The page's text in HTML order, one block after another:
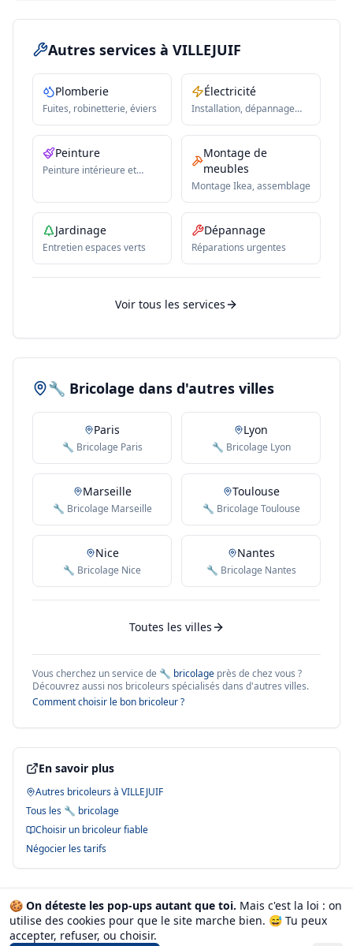
🍪 On déteste les pop-ups autant que toi. Mais c'est la loi : on
utilise des cookies pour que le site marche bien. 😅 Tu peux
accepter, refuser, ou choisir.
Autres services à VILLEJUIF
Plomberie
Fuites, robinetterie, éviers
Électricité
Installation, dépannage
Peinture
Peinture intérieure et
Montage de
meubles
Montage Ikea, assemblage
Jardinage
Entretien espaces verts
Dépannage
Réparations urgentes
Voir tous les services
🔧 Bricolage dans d'autres villes
Paris
🔧 Bricolage Paris
Lyon
🔧 Bricolage Lyon
Marseille
🔧 Bricolage Marseille
Toulouse
🔧 Bricolage Toulouse
Nice
🔧 Bricolage Nice
Nantes
🔧 Bricolage Nantes
Toutes les villes
Vous cherchez un service de 🔧 bricolage près de chez vous ?
Découvrez aussi nos bricoleurs spécialisés dans d'autres villes.
Comment choisir le bon bricoleur ?
En savoir plus
Autres bricoleurs à VILLEJUIF
Tous les 🔧 bricolage
Choisir un bricoleur fiable
Négocier les tarifs
🔍 Voir tous les bricoleurs àVILLEJUIF→